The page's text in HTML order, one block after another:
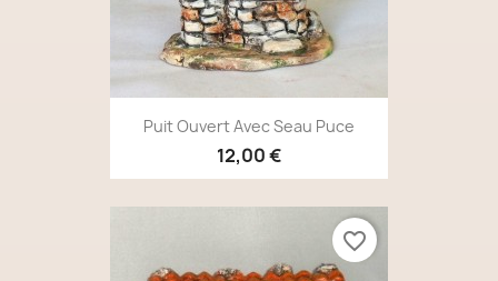
Puit Ouvert Avec Seau Puce
12,00 €
favorite_border